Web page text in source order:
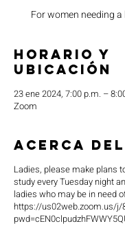
For women needing
Horario y
ubicación
23 ene 2024, 7:00 p.m. –
Zoom
Acerca
Ladies, please make plans
study every Tuesday night
ladies who may be in need
https://us02web.zoom.us/j/